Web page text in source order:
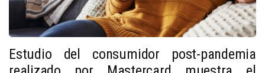
Estudio del consumidor post-pandemia